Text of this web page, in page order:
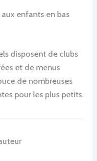
enfants en bas
disposent de clubs
et de menus
de nombreuses
pour les plus petits.